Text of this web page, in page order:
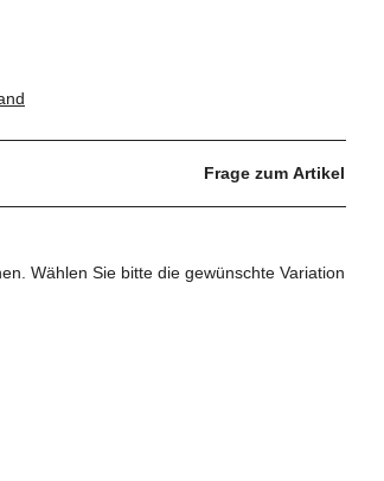
Frage zum Artikel
Wählen Sie bitte die gewünschte Variation